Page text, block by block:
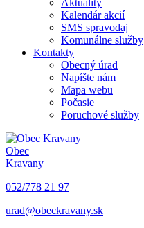
Aktuality
Kalendár akcií
SMS spravodaj
Komunálne služby
Kontakty
Obecný úrad
Napíšte nám
Mapa webu
Počasie
Poruchové služby
Obec
Kravany
052/778 21 97
urad@obeckravany.sk